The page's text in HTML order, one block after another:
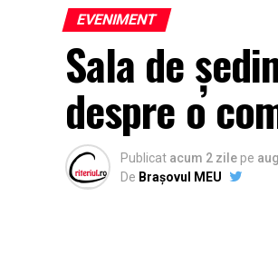
tratarea precisa a
caracteristicile
stomatologice.
In majoritatea
insa si situatii in care
diagnosticul stabilit si
EVENIMENT
Sala de
despre o
Publicat acum 2 zile pe
De Brașovul MEU